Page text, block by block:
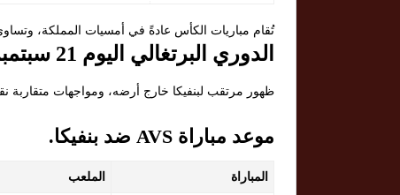
تُقام مباريات الكأس عادةً في أمسيات المملكة،
الدوري البرتغالي اليوم 21 سبتمبر 2025
ظهور مرتقب لبنفيكا خارج أرضه، ومواجهات متقاربة
موعد مباراة AVS ضد بنفيكا.
المباراة الملعب